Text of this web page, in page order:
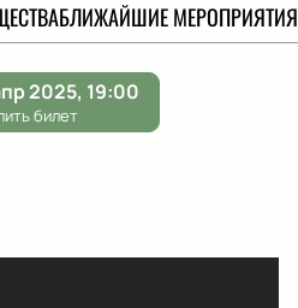
БЛИЖАЙШИЕ МЕРОПРИЯТИЯ